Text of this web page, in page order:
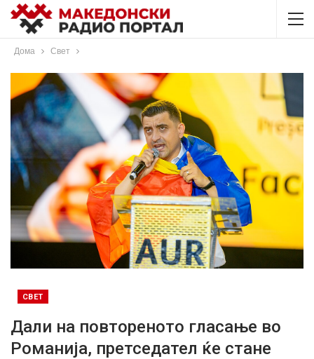
Дома Свет
СВЕТ
Дали на повтореното гласање во
Романија, претседател ќе стане